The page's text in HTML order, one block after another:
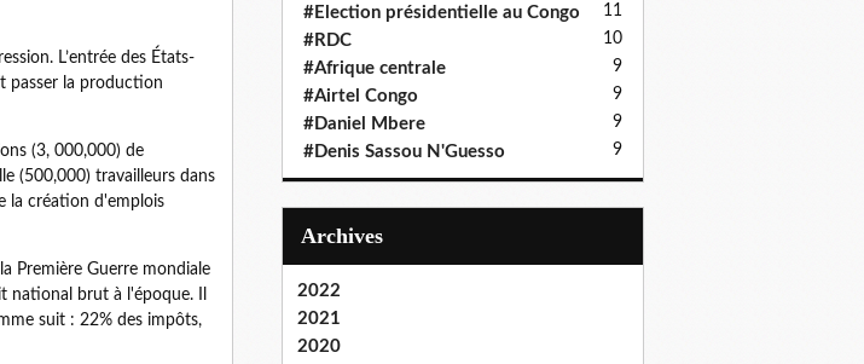
L’entrée des États-
passer la production
(3, 000,000) de
(500,000) travailleurs dans
la création d'emplois
Première Guerre mondiale
national brut à l'époque. Il
suit : 22% des impôts,
#Election présidentielle au Congo 11
#RDC 10
#Afrique centrale 9
#Airtel Congo 9
#Daniel Mbere 9
#Denis Sassou N'Guesso 9
Archives
2022
2021
2020